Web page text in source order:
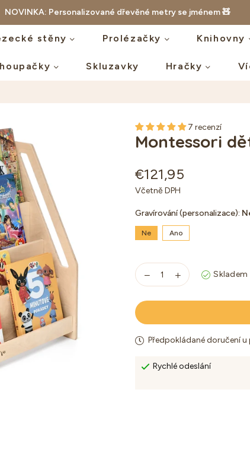
NOVINKA: Personalizované dřevěné metry se jménem 🧸
stěny Prolézačky Knihovny
Skluzavky Hračky
7 recenzí
Montessori
Standartní
cena
€121,95
Včetně DPH
Gravírování (personalizace):
Ne Ano
Skladem
Předpokládané doručení
Rychlé odeslání